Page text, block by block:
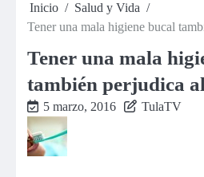
Inicio
Salud y Vida
Tener una mala higiene bucal
Tener una mala
también perjudica
5 marzo, 2016 TulaTV